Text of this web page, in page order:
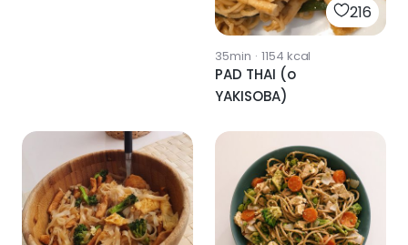
216
35min · 1154 kcal
PAD THAI (o
YAKISOBA)